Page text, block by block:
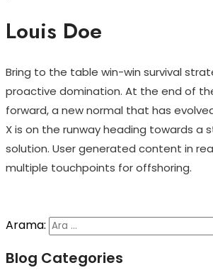
Louis Doe
Bring to the table win-win survival
proactive domination. At the end of
forward, a new normal that has
X is on the runway heading towards a
solution. User generated content in
multiple touchpoints for offshoring.
Arama:
Blog Categories